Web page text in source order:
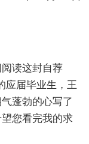
读这封自荐
应届毕业生，王
蓬勃的心写了
您看完我的求